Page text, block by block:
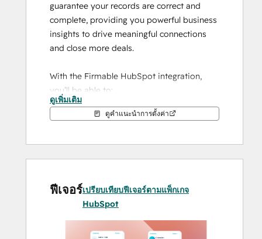
guarantee your records are correct and
complete, providing you powerful business
insights to drive meaningful connections
and close more deals.
With the Firmable HubSpot integration,
you’ll be able to:
Enrich company records in HubSpot
HubSpot including mobile phone
contact details
with more complete and accurate
information
data management processes
ดูเพิ่มเติม
ดูคำแนะนำการตั้งค่า
ฟีเจอร์เปรียบเทียบฟีเจอร์ตามแพ็กเกจ
HubSpot